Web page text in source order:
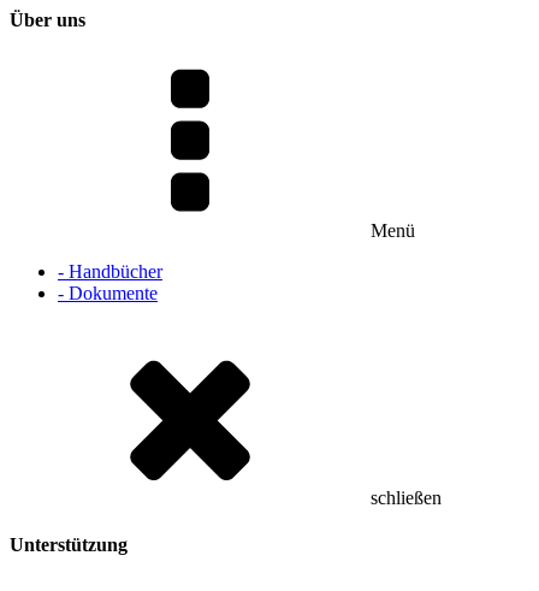
Über uns
Menü
- Handbücher
- Dokumente
schließen
Unterstützung